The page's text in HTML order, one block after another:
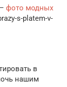
фото модных
s-platem-v-
в
нашим